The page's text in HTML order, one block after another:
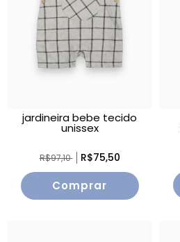
jardineira bebe tecido
unissex
R$97,10 R$75,50
Comprar